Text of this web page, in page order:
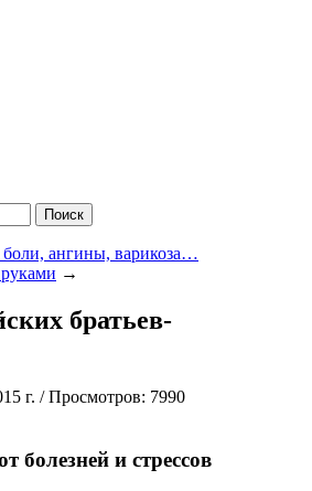
Поиск
боли, ангины, варикоза…
→
братьев-
г. /Просмотров: 7990
болезней и стрессов